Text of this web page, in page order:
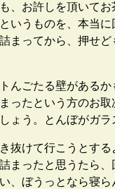
お許しを頂いて
いうものを、本当
まってから、押せ
ごたる壁がある
ったという方のお
ょう。とんぼがガ
けて行こうとす
まったと思うたら
、ぼうっとなら寝